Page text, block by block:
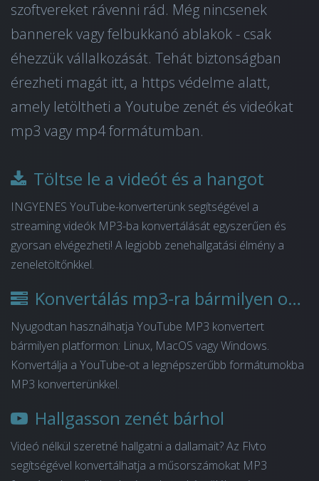
szoftvereket rávenni rád. Még nincsenek
bannerek vagy felbukkanó ablakok - csak
éhezzük vállalkozását. Tehát biztonságban
érezheti magát itt, a https védelme alatt,
amely letöltheti a Youtube zenét és videókat
mp3 vagy mp4 formátumban.
Töltse le a videót és a hangot
INGYENES YouTube-konverterünk segítségével a
streaming videók MP3-ba konvertálását egyszerűen és
gyorsan elvégezheti! A legjobb zenehallgatási élmény a
zeneletöltőnkkel.
Konvertálás mp3-ra bármilyen operációs rendszeren
Nyugodtan használhatja YouTube MP3 konvertert
bármilyen platformon: Linux, MacOS vagy Windows.
Konvertálja a YouTube-ot a legnépszerűbb formátumokba
MP3 konverterünkkel.
Hallgasson zenét bárhol
Videó nélkül szeretné hallgatni a dallamait? Az Flvto
segítségével konvertálhatja a műsorszámokat MP3